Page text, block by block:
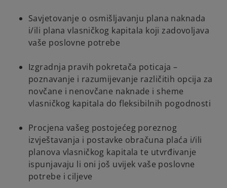
Savjetovanje o osmišljavanju plana naknada
i/ili plana vlasničkog kapitala koji zadovoljava
vaše poslovne potrebe
Izgradnja pravih pokretača poticaja –
poznavanje i razumijevanje različitih opcija za
novčane i nenovčane naknade i sheme
vlasničkog kapitala do fleksibilnih pogodnosti
Procjena vašeg postojećeg poreznog
izvještavanja i postavke obračuna plaća i/ili
planova vlasničkog kapitala te utvrđivanje
ispunjavaju li oni još uvijek vaše poslovne
potrebe i ciljeve